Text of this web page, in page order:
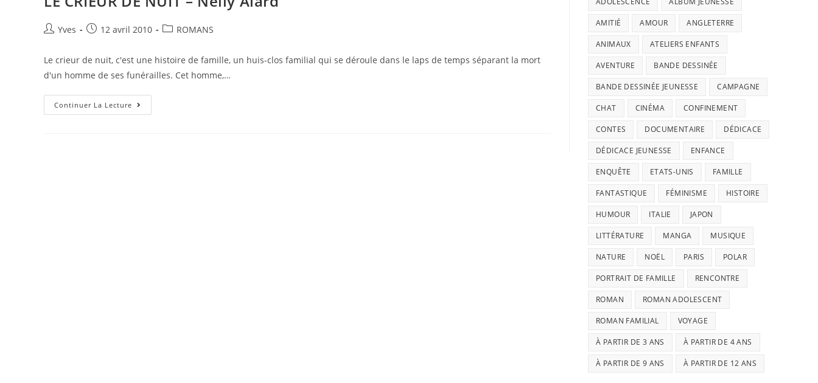
Yves 12 avril 2010 ROMANS
Le crieur de nuit, c'est une histoire de famille, un huis-clos familial qui se déroule dans le laps de temps séparant la mort
d'un homme de ses funérailles. Cet homme,…
Continuer La Lecture
AMITIÉ AMOUR ANGLETERRE
ANIMAUX ATELIERS ENFANTS
AVENTURE BANDE DESSINÉE
BANDE DESSINÉE JEUNESSE CAMPAGNE
CHAT CINÉMA CONFINEMENT
CONTES DOCUMENTAIRE DÉDICACE
DÉDICACE JEUNESSE ENFANCE
ENQUÊTE ETATS-UNIS FAMILLE
FANTASTIQUE FÉMINISME HISTOIRE
HUMOUR ITALIE JAPON
LITTÉRATURE MANGA MUSIQUE
NATURE NOËL PARIS POLAR
PORTRAIT DE FAMILLE RENCONTRE
ROMAN ROMAN ADOLESCENT
ROMAN FAMILIAL VOYAGE
À PARTIR DE 3 ANS À PARTIR DE 4 ANS
À PARTIR DE 9 ANS À PARTIR DE 12 ANS